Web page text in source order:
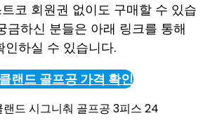
코 회원권 없이도 구매할 수 있습
금하신 분들은 아래 링크를 통해
하실 수 있습니다.
랜드 골프공 가격 확인